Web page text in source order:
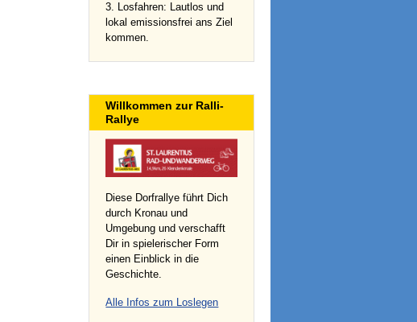
3. Losfahren: Lautlos und
lokal emissionsfrei ans Ziel
kommen.
Willkommen zur Ralli-
Rallye
Diese Dorfrallye führt Dich
durch Kronau und
Umgebung und verschafft
Dir in spielerischer Form
einen Einblick in die
Geschichte.
Alle Infos zum Loslegen